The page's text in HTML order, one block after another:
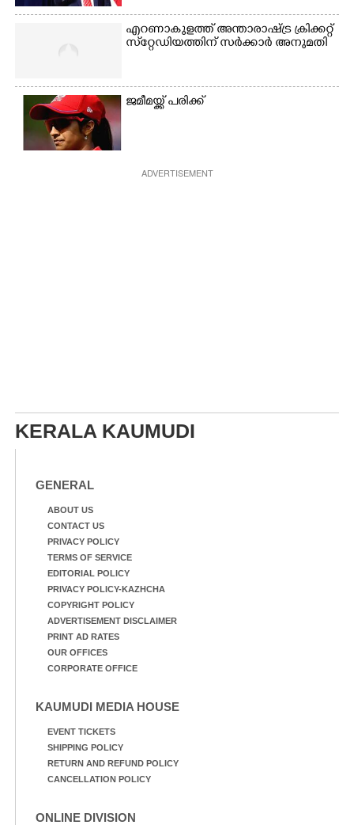
എറണാകുളത്ത് അന്താരാഷ്ട്ര ക്രിക്കറ്റ്
സ്‌റ്റേഡിയത്തിന് സർക്കാർ അനുമതി
ജമീമയ്ക്ക് പരിക്ക്
ADVERTISEMENT
KERALA KAUMUDI
GENERAL
ABOUT US
CONTACT US
PRIVACY POLICY
TERMS OF SERVICE
EDITORIAL POLICY
PRIVACY POLICY-KAZHCHA
COPYRIGHT POLICY
ADVERTISEMENT DISCLAIMER
PRINT AD RATES
OUR OFFICES
CORPORATE OFFICE
KAUMUDI MEDIA HOUSE
EVENT TICKETS
SHIPPING POLICY
RETURN AND REFUND POLICY
CANCELLATION POLICY
ONLINE DIVISION